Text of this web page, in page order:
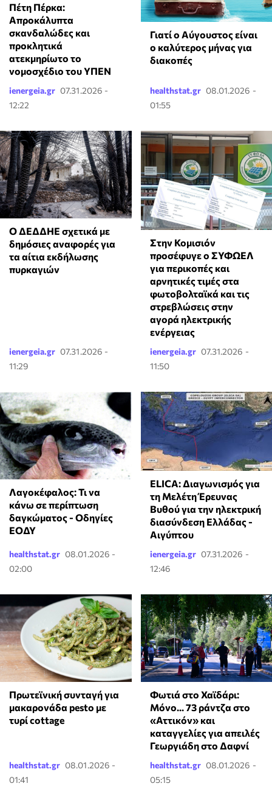
Πέτη Πέρκα:
Απροκάλυπτα
σκανδαλώδες και
προκλητικά
ατεκμηρίωτο το
νομοσχέδιο του ΥΠΕΝ
ienergeia.gr 07.31.2026 -
12:22
Γιατί ο Αύγουστος είναι
ο καλύτερος μήνας για
διακοπές
healthstat.gr 08.01.2026 -
01:55
Ο ΔΕΔΔΗΕ σχετικά με
δημόσιες αναφορές για
τα αίτια εκδήλωσης
πυρκαγιών
ienergeia.gr 07.31.2026 -
11:29
Στην Κομισιόν
προσέφυγε ο ΣΥΦΩΕΛ
για περικοπές και
αρνητικές τιμές στα
φωτοβολταϊκά και τις
στρεβλώσεις στην
αγορά ηλεκτρικής
ενέργειας
ienergeia.gr 07.31.2026 -
11:50
Λαγοκέφαλος: Τι να
κάνω σε περίπτωση
δαγκώματος - Οδηγίες
ΕΟΔΥ
healthstat.gr 08.01.2026 -
02:00
ELICA: Διαγωνισμός για
τη Μελέτη Έρευνας
Βυθού για την ηλεκτρική
διασύνδεση Ελλάδας -
Αιγύπτου
ienergeia.gr 07.31.2026 -
12:46
Πρωτεϊνική συνταγή για
μακαρονάδα pesto με
τυρί cottage
healthstat.gr 08.01.2026 -
01:41
Φωτιά στο Χαϊδάρι:
Μόνο... 73 ράντζα στο
«Αττικόν» και
καταγγελίες για απειλές
Γεωργιάδη στο Δαφνί
healthstat.gr 08.01.2026 -
05:15